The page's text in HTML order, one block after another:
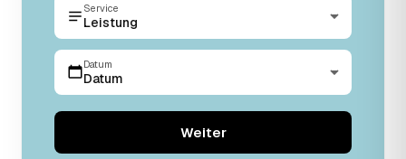
Service
Leistung
Datum
Datum
Weiter